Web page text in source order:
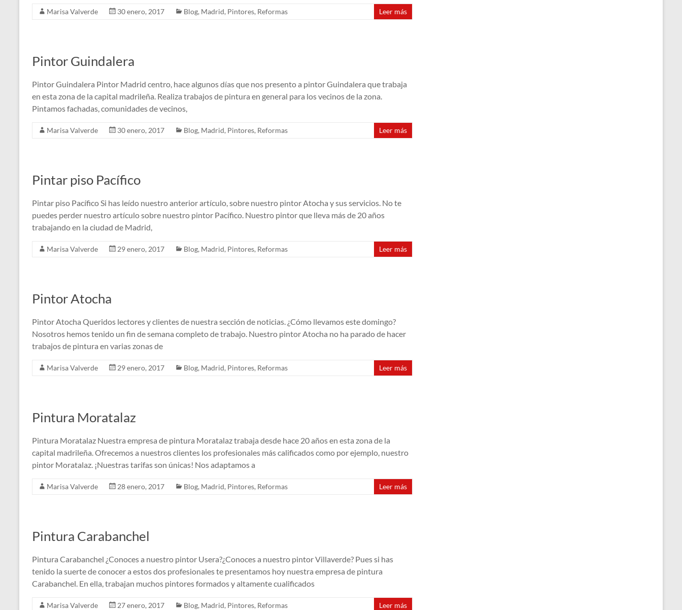
Marisa Valverde 30 enero, 2017 Blog, Madrid, Pintores, Reformas Leer más
Pintor Guindalera
Pintor Guindalera Pintor Madrid centro, hace algunos días que nos presento a pintor Guindalera que trabaja
en esta zona de la capital madrileña. Realiza trabajos de pintura en general para los vecinos de la zona.
Pintamos fachadas, comunidades de vecinos,
Marisa Valverde 30 enero, 2017 Blog, Madrid, Pintores, Reformas Leer más
Pintar piso Pacífico
Pintar piso Pacífico Si has leído nuestro anterior artículo, sobre nuestro pintor Atocha y sus servicios. No te
puedes perder nuestro artículo sobre nuestro pintor Pacífico. Nuestro pintor que lleva más de 20 años
trabajando en la ciudad de Madrid,
Marisa Valverde 29 enero, 2017 Blog, Madrid, Pintores, Reformas Leer más
Pintor Atocha
Pintor Atocha Queridos lectores y clientes de nuestra sección de noticias. ¿Cómo llevamos este domingo?
Nosotros hemos tenido un fin de semana completo de trabajo. Nuestro pintor Atocha no ha parado de hacer
trabajos de pintura en varias zonas de
Marisa Valverde 29 enero, 2017 Blog, Madrid, Pintores, Reformas Leer más
Pintura Moratalaz
Pintura Moratalaz Nuestra empresa de pintura Moratalaz trabaja desde hace 20 años en esta zona de la
capital madrileña. Ofrecemos a nuestros clientes los profesionales más calificados como por ejemplo, nuestro
pintor Moratalaz. ¡Nuestras tarifas son únicas! Nos adaptamos a
Marisa Valverde 28 enero, 2017 Blog, Madrid, Pintores, Reformas Leer más
Pintura Carabanchel
Pintura Carabanchel ¿Conoces a nuestro pintor Usera?¿Conoces a nuestro pintor Villaverde? Pues si has
tenido la suerte de conocer a estos dos profesionales te presentamos hoy nuestra empresa de pintura
Carabanchel. En ella, trabajan muchos pintores formados y altamente cualificados
Marisa Valverde 27 enero, 2017 Blog, Madrid, Pintores, Reformas Leer más